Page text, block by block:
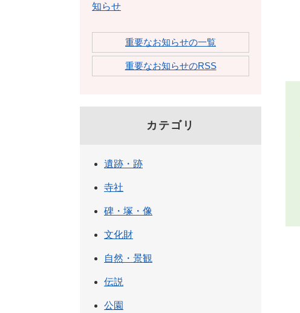
知らせ
重要なお知らせの一覧
重要なお知らせのRSS
カテゴリ
遺跡・跡
寺社
碑・塚・像
文化財
自然・景観
伝説
公園